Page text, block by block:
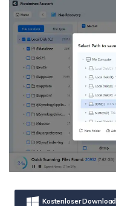
Kostenloser Download